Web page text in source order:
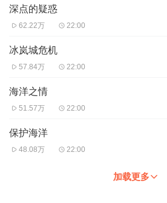
深点的疑惑
62.22万 22:00
冰岚城危机
57.84万 22:00
海洋之情
51.57万 22:00
保护海洋
48.08万 22:00
加载更多